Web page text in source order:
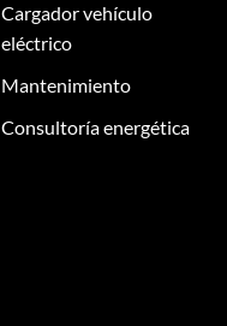
Cargador vehículo
eléctrico
Mantenimiento
Consultoría energética